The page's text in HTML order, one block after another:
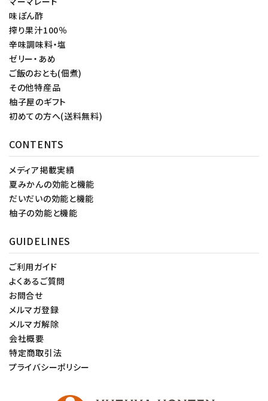
味ぽん酢
搾り果汁100％
辛味調味料・塩
ゼリー・あめ
ご飯のおとも(佃煮)
その他特産品
柚子屋のギフト
初めての方へ(送料無料)
CONTENTS
メディア掲載実績
夏みかんの効能と機能
だいだいの効能と機能
柚子の効能と機能
GUIDELINES
ご利用ガイド
よくあるご質問
お問合せ
メルマガ登録
メルマガ解除
会社概要
特定商取引法
プライバシーポリシー